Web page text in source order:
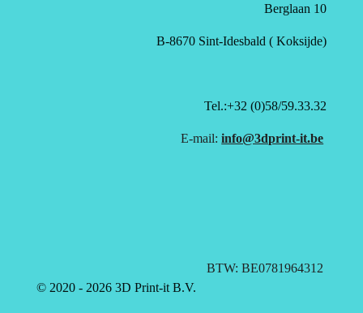
Berglaan 10
B-8670 Sint-Idesbald ( Koksijde)
Tel.:+32 (0)58/59.33.32
E-mail:info@3dprint-it.be
BTW: BE0781964312
© 2020 - 2026 3D Print-it B.V.